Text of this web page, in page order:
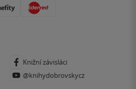
Knižní závisláci
@knihydobrovskycz